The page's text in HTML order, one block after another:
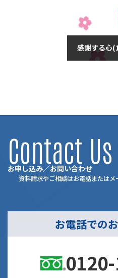
感謝する心
お申し込み／お問い合わせ
Contact Us
資料請求やご相談はお電話または
お電話での